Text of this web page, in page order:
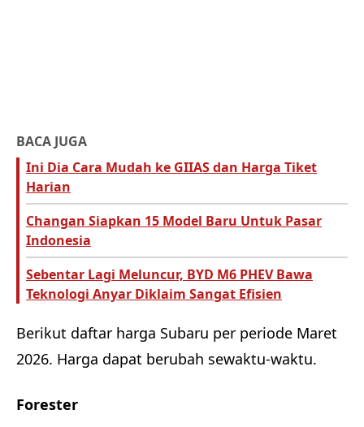
BACA JUGA
Ini Dia Cara Mudah ke GIIAS dan Harga Tiket
Harian
Changan Siapkan 15 Model Baru Untuk Pasar
Indonesia
Sebentar Lagi Meluncur, BYD M6 PHEV Bawa
Teknologi Anyar Diklaim Sangat Efisien
Berikut daftar harga Subaru per periode Maret
2026. Harga dapat berubah sewaktu-waktu.
Forester